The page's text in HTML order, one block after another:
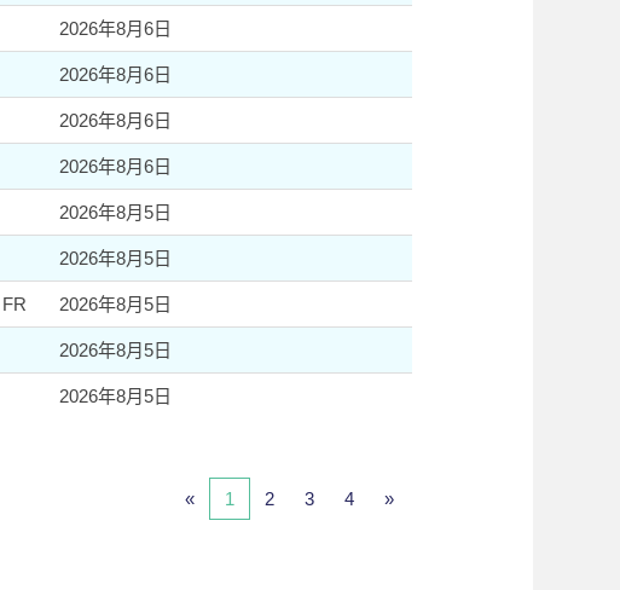
2026年8月6日
2026年8月6日
2026年8月6日
2026年8月6日
2026年8月5日
2026年8月5日
2026年8月5日
2026年8月5日
2026年8月5日
« 1 2 3 4 »